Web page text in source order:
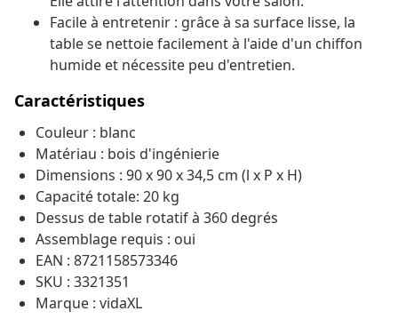
Facile à entretenir : grâce à sa surface lisse, la
table se nettoie facilement à l'aide d'un chiffon
humide et nécessite peu d'entretien.
Caractéristiques
Couleur : blanc
Matériau : bois d'ingénierie
Dimensions : 90 x 90 x 34,5 cm (l x P x H)
Capacité totale: 20 kg
Dessus de table rotatif à 360 degrés
Assemblage requis : oui
EAN : 8721158573346
SKU : 3321351
Marque : vidaXL